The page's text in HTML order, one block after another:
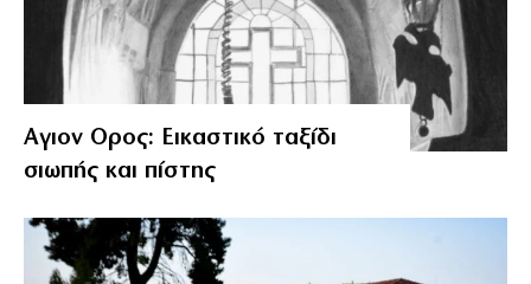
Αγιον Ορος: Εικαστικό ταξίδι
σιωπής και πίστης